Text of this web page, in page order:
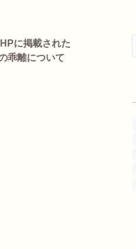
に掲載された
乖離について